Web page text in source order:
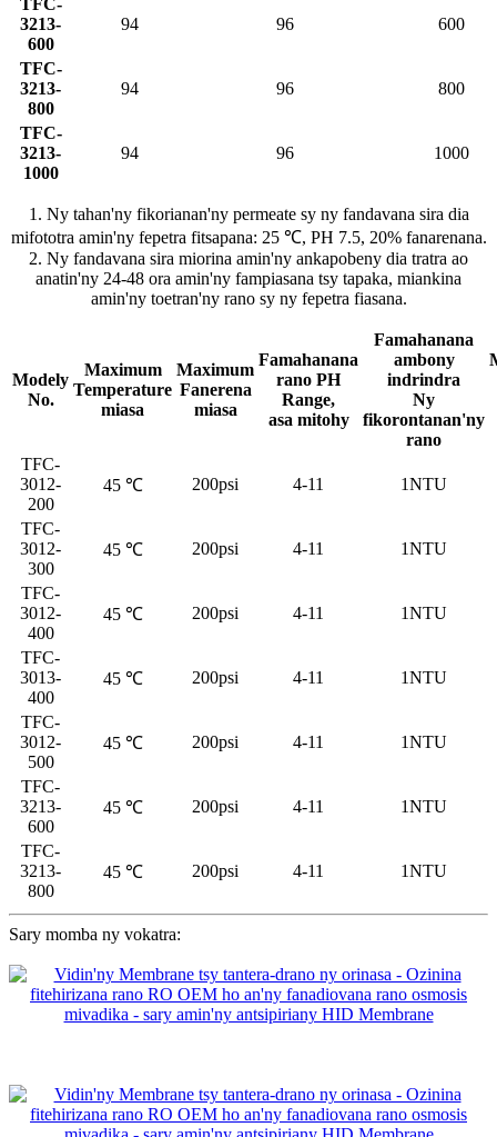
TFC-
3213-
600
94 96 600
TFC-
3213-
800
94 96 800
TFC-
3213-
1000
94 96 1000
1. Ny tahan'ny fikorianan'ny permeate sy ny fandavana sira dia
mifototra amin'ny fepetra fitsapana: 25 ℃, PH 7.5, 20% fanarenana.
2. Ny fandavana sira miorina amin'ny ankapobeny dia tratra ao
anatin'ny 24-48 ora amin'ny fampiasana tsy tapaka, miankina
amin'ny toetran'ny rano sy ny fepetra fiasana.
Modely
No.
Maximum
Temperature
miasa
Maximum
Fanerena
miasa
Famahanana
rano PH
Range,
asa mitohy
Famahanana
ambony
indrindra
Ny
fikorontanan'ny
rano
TFC-
3012-
200
45 ℃ 200psi 4-11 1NTU
TFC-
3012-
300
45 ℃ 200psi 4-11 1NTU
TFC-
3012-
400
45 ℃ 200psi 4-11 1NTU
TFC-
3013-
400
45 ℃ 200psi 4-11 1NTU
TFC-
3012-
500
45 ℃ 200psi 4-11 1NTU
TFC-
3213-
600
45 ℃ 200psi 4-11 1NTU
TFC-
3213-
800
45 ℃ 200psi 4-11 1NTU
Sary momba ny vokatra: